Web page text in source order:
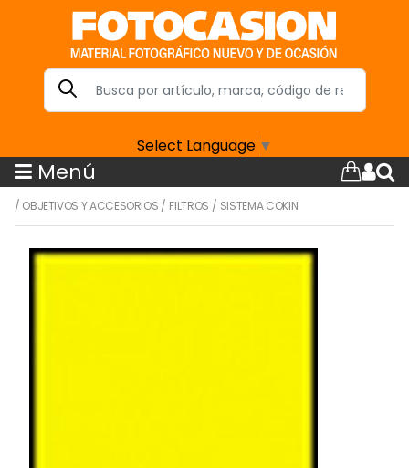
Select Language ▼
Menú
/ OBJETIVOS Y ACCESORIOS / FILTROS / SISTEMA COKIN